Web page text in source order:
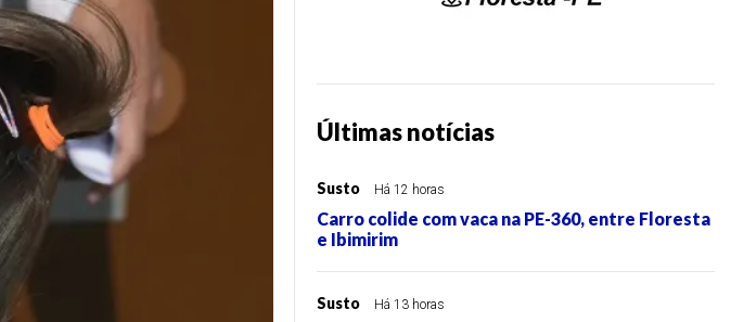
Últimas notícias
Susto Há 12 horas
Carro colide com vaca na PE-360, entre Floresta
e Ibimirim
Susto Há 13 horas